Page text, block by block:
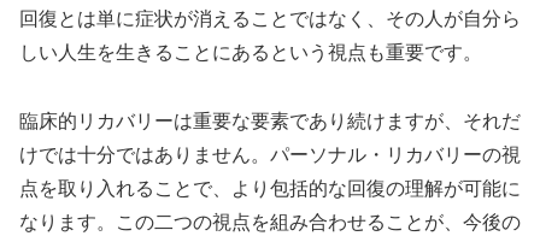
回復とは単に症状が消えることではなく、その人が自分ら
しい人生を生きることにあるという視点も重要です。
臨床的リカバリーは重要な要素であり続けますが、それだ
けでは十分ではありません。パーソナル・リカバリーの視
点を取り入れることで、より包括的な回復の理解が可能に
なります。この二つの視点を組み合わせることが、今後の